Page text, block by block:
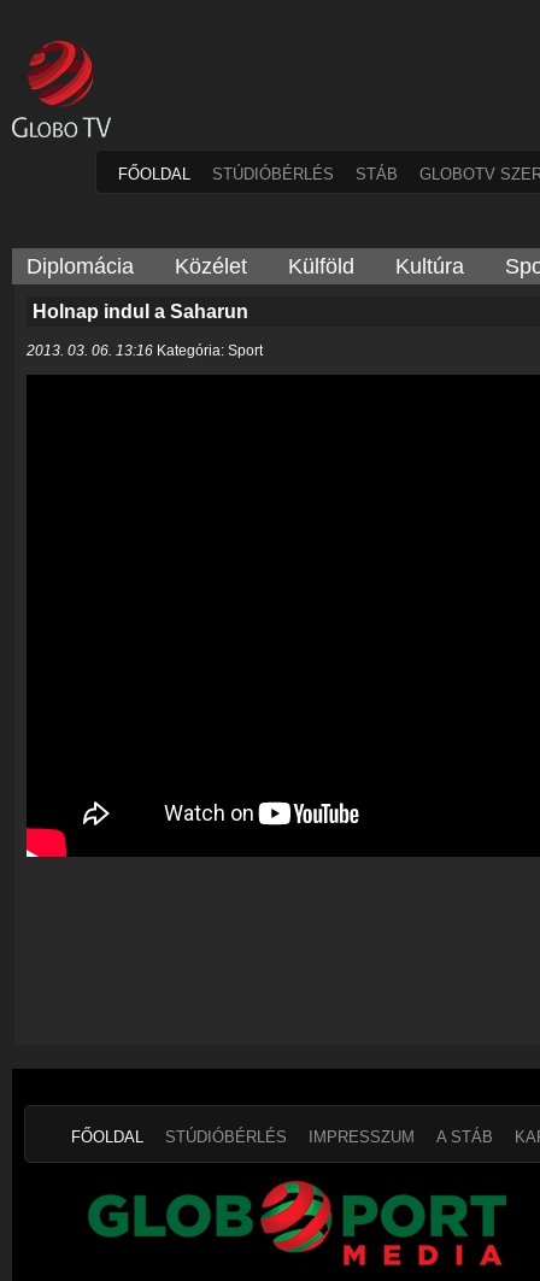
FŐOLDAL STÚDIÓBÉRLÉS STÁB GLOBOTV
Diplomácia Közélet Külföld Kultúra
Holnap indul a Saharun
2013. 03. 06. 13:16 Kategória: Sport
FŐOLDAL STÚDIÓBÉRLÉS IMPRESSZUM A STÁB